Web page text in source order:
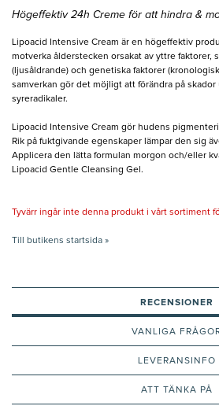
Högeffektiv 24h Creme för att hindra &
Lipoacid Intensive Cream är en högeffektiv
motverka ålderstecken orsakat av yttre faktorer,
(ljusåldrande) och genetiska faktorer
samverkan gör det möjligt att förändra på skador
syreradikaler.
Lipoacid Intensive Cream gör hudens
Rik på fuktgivande egenskaper lämpar den sig
Applicera den lätta formulan morgon och/eller
Lipoacid Gentle Cleansing Gel.
Tyvärr ingår inte denna produkt i vårt sortiment
Till butikens startsida »
RECENSIONER
VANLIGA
LEVERANSINFO
ATT TÄNKA PÅ